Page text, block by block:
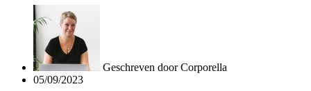
Geschreven doorCorporella
05/09/2023